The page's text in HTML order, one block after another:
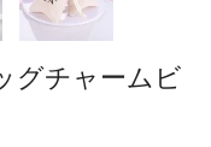
グチャームビ